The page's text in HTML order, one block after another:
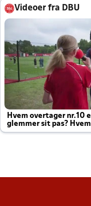
Videoer fra DBU
Hvem overtager nr.10
glemmer sit pas?
altid til efter kampe?